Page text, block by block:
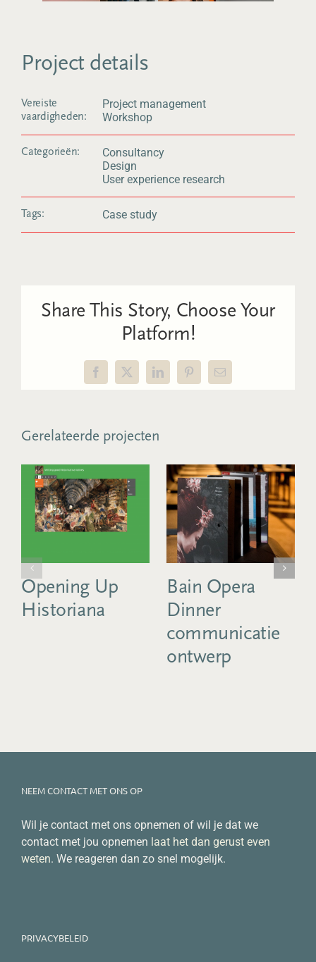
Project details
Vereiste
vaardigheden:
Project management
Workshop
Categorieën:
Consultancy
Design
User experience research
Tags: Case study
Share This Story, Choose Your
Platform!
Facebook
X LinkedInPinterest
E-
mail
Gerelateerde projecten
Opening Up
Historiana
Bain Opera
Dinner
communicatie
ontwerp
NEEM CONTACT MET ONS OP
Wil je contact met ons opnemen of wil je dat we
contact met jou opnemen laat het dan gerust even
weten. We reageren dan zo snel mogelijk.
PRIVACYBELEID